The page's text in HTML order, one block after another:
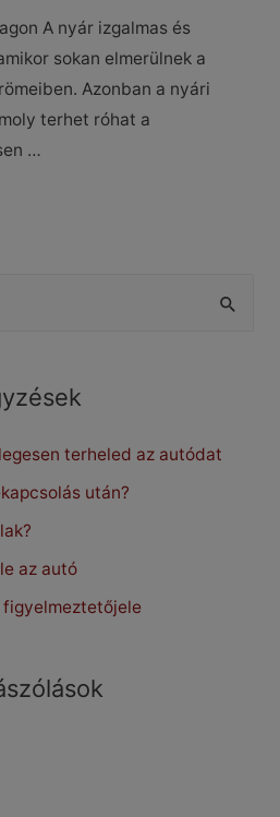
A nyár izgalmas és
sokan elmerülnek a
Azonban a nyári
terhet róhat a
…
terheled az autódat
után?
az autó